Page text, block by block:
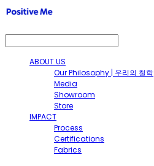
ABOUT US
Our Philosophy | 우리의 철학
Media
Showroom
Store
IMPACT
Process
Certifications
Fabrics